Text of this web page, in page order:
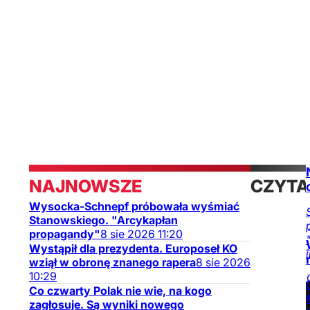
NAJNOWSZE
Wysocka-Schnepf próbowała wyśmiać
Stanowskiego. "Arcykapłan
propagandy"8 sie 2026 11:20
Wystąpił dla prezydenta. Europoseł KO
wziął w obronę znanego rapera8 sie 2026
10:29
Co czwarty Polak nie wie, na kogo
zagłosuje. Są wyniki nowego
TAKŻE